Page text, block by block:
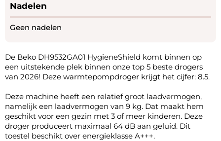
Nadelen
Geen nadelen
De Beko DH9532GA01 HygieneShield komt binnen op
een uitstekende plek binnen onze top 5 beste drogers
van 2026! Deze warmtepompdroger krijgt het cijfer: 8.5.
Deze machine heeft een relatief groot laadvermogen,
namelijk een laadvermogen van 9 kg. Dat maakt hem
geschikt voor een gezin met 3 of meer kinderen. Deze
droger produceert maximaal 64 dB aan geluid. Dit
toestel beschikt over energieklasse A+++.